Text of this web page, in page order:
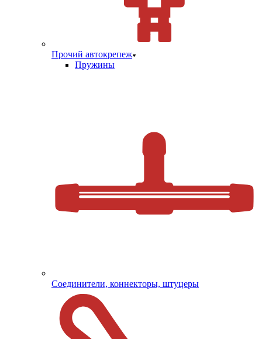
Прочий автокрепеж
Пружины
Соединители, коннекторы, штуцеры